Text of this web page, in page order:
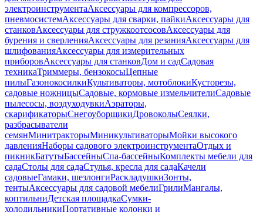
электроинструментаАксессуары для компрессоров,
пневмосистемАксессуары для сварки, пайкиАксессуары для
станковАксессуары для стружкоотсосовАксессуары для
бурения и сверленияАксессуары для резанияАксессуары для
шлифованияАксессуары для измерительных
приборовАксессуары для станковДом и садСадовая
техникаТриммеры, бензокосыЦепные
пилыГазонокосилкиКультиваторы, мотоблокиКусторезы,
садовые ножницыСадовые, кормовые измельчителиСадовые
пылесосы, воздуходувкиАэраторы,
скарификаторыСнегоуборщикиДровоколыСеялки,
разбрасыватели
семянМинитракторыМиникультиваторыМойки высокого
давленияНаборы садового электроинструментаОтдых и
пикникБатутыБассейныСпа-бассейныКомплекты мебели для
садаСтолы для садаСтулья, кресла для садаКачели
садовыеГамаки, шезлонгиРаскладушкиЗонты,
тентыАксессуары для садовой мебелиГрилиМангалы,
коптильниДетская площадкаСумки-
холодильникиПортативные колонки и